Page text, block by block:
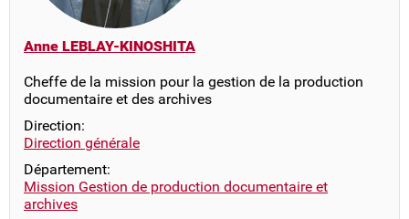
Anne LEBLAY-KINOSHITA
Cheffe de la mission pour la gestion de la production
documentaire et des archives
Direction:
Direction générale
Département:
Mission Gestion de production documentaire et
archives